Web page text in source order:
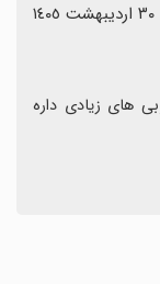
٣٠ اردیبهشت ١٤٠٥